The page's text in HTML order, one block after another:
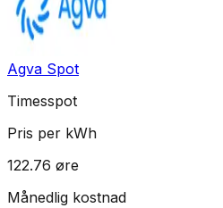
Agva Spot
Timesspot
Pris per kWh
122.76 øre
Månedlig kostnad